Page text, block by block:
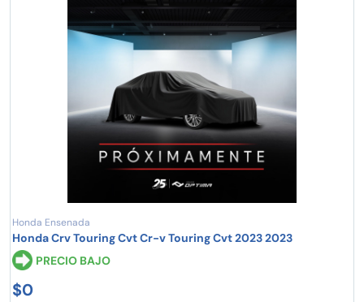
Honda Ensenada
Honda Crv Touring Cvt Cr-v Touring Cvt 2023 2023
PRECIO BAJO
$0